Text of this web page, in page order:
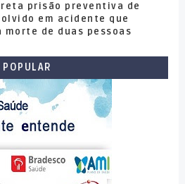
prisão preventiva de
em acidente que
morte de duas pessoas
POPULAR